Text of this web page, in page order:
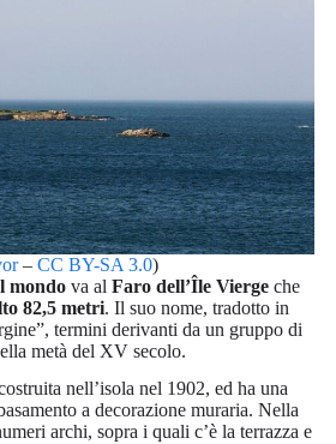
– CC BY-SA 3.0)
mondo va al Faro dell’Île Vierge che
82,5 metri. Il suo nome, tradotto in
termini derivanti da un gruppo di
metà del XV secolo.
nell’isola nel 1902, ed ha una
a decorazione muraria. Nella
archi, sopra i quali c’è la terrazza e